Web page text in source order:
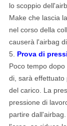
lo scoppio
Make che lascia
nel corso della
causerà l'airbag
5. Prova di
Poco tempo
di, sarà effettuato
del carico. La
pressione di
partire dall'airbag